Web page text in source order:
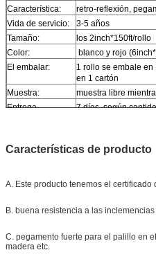
Característica:
retro-reflexión,
Vida de servicio:
3-5 años
Tamaño:
los 2inch*150ft/rollo
Color:
blanco y rojo
El embalar:
1 rollo se embale
en 1 cartón
Muestra:
muestra libre
Entrega
7 días, según
Características de producto
A. Este producto tenemos el certificado
B. buena resistencia a las
C. pegamento fuerte para el palillo en
madera etc.